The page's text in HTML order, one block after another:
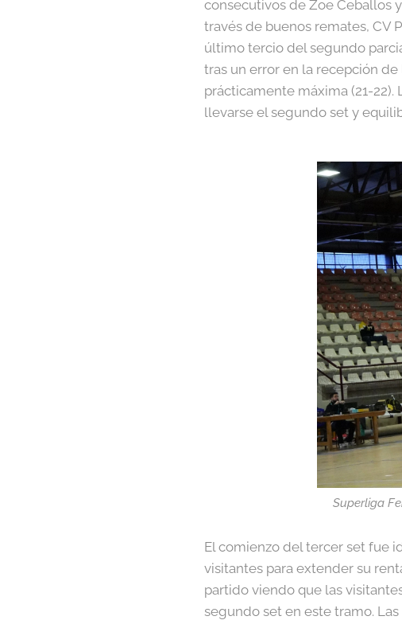
consecutivos de Zoe Ceballos
través de buenos remates, CV
último tercio del segundo
tras un error en la recepción
prácticamente máxima (21-22).
llevarse el segundo set y
Superliga
El comienzo del tercer set fue
visitantes para extender su
partido viendo que las
segundo set en este tramo.